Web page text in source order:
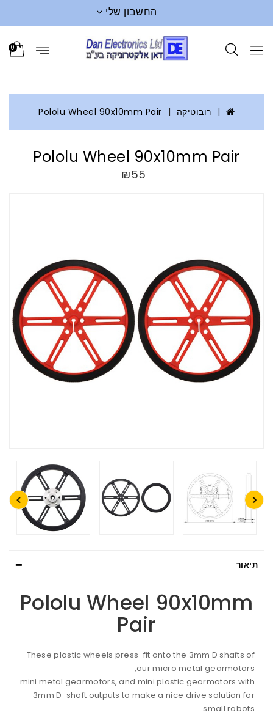
החשבון שלי
0
רובוטיקה Pololu Wheel 90x10mm Pair
Pololu Wheel 90x10mm Pair
₪55
תיאור
Pololu Wheel 90x10mm
Pair
These plastic wheels press-fit onto the 3mm D shafts of
our micro metal gearmotors,
mini metal gearmotors, and mini plastic gearmotors with
3mm D-shaft outputs to make a nice drive solution for
small robots.